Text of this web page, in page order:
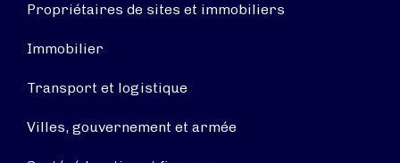
Propriétaires de sites et immobiliers
Immobilier
Transport et logistique
Villes, gouvernement et armée